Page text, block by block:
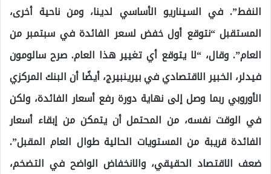
النفط”. في السيناريو الأساسي لدينا، ومن ناحية أخرى،
المستقبل “نتوقع أول خفض لسعر الفائدة في سبتمبر من
العام”. وقال، “لا يتوقع أي تغيير هذا العام. صرح سالومون
فيدلر، الخبير الاقتصادي في بيرينبيرج، أيضًا أن البنك المركزي
الأوروبي ربما وصل إلى نهاية دورة رفع أسعار الفائدة، ولكن
في الوقت نفسه، من المحتمل أن يتمكن من إبقاء أسعار
الفائدة قريبة من المستويات الحالية طوال العام المقبل”.
ضعف الاقتصاد الحقيقي، والانخفاض الواضح في التضخم،